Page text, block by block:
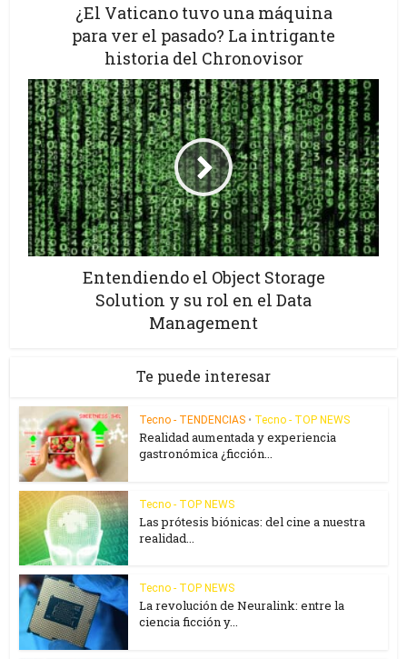
¿El Vaticano tuvo una máquina
para ver el pasado? La intrigante
historia del Chronovisor
Entendiendo el Object Storage
Solution y su rol en el Data
Management
Te puede interesar
Tecno - TENDENCIAS • Tecno - TOP NEWS
Realidad aumentada y experiencia
gastronómica ¿ficción...
Tecno - TOP NEWS
Las prótesis biónicas: del cine a nuestra
realidad...
Tecno - TOP NEWS
La revolución de Neuralink: entre la
ciencia ficción y...